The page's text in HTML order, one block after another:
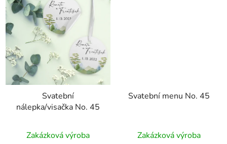
Svatební
nálepka/visačka No. 45
Zakázková výroba
Svatební menu No. 45
Zakázková výroba